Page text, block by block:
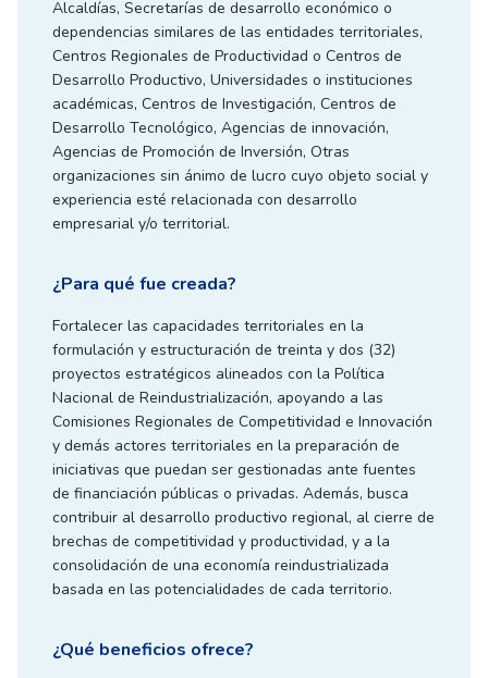
Alcaldías, Secretarías de desarrollo económico o
dependencias similares de las entidades territoriales,
Centros Regionales de Productividad o Centros de
Desarrollo Productivo, Universidades o instituciones
académicas, Centros de Investigación, Centros de
Desarrollo Tecnológico, Agencias de innovación,
Agencias de Promoción de Inversión, Otras
organizaciones sin ánimo de lucro cuyo objeto social y
experiencia esté relacionada con desarrollo
empresarial y/o territorial.
¿Para qué fue creada?
Fortalecer las capacidades territoriales en la
formulación y estructuración de treinta y dos (32)
proyectos estratégicos alineados con la Política
Nacional de Reindustrialización, apoyando a las
Comisiones Regionales de Competitividad e Innovación
y demás actores territoriales en la preparación de
iniciativas que puedan ser gestionadas ante fuentes
de financiación públicas o privadas. Además, busca
contribuir al desarrollo productivo regional, al cierre de
brechas de competitividad y productividad, y a la
consolidación de una economía reindustrializada
basada en las potencialidades de cada territorio.
¿Qué beneficios ofrece?